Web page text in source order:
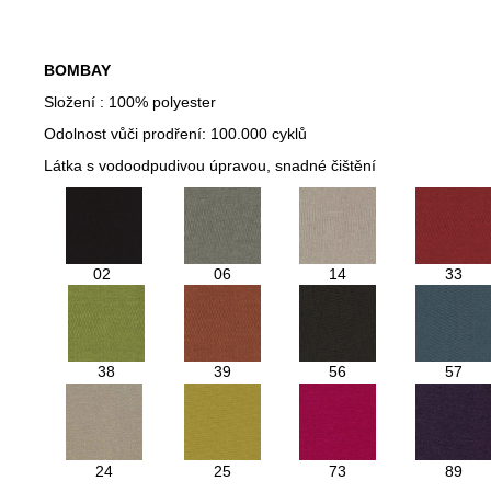
BOMBAY
Složení : 100% polyester
Odolnost vůči prodření: 100.000 cyklů
Látka s vodoodpudivou úpravou, snadné čištění
02 06 14 33
38 39 56 57
24 25 73 89